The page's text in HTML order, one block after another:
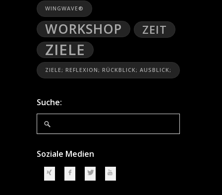
WINGWAVE®
WORKSHOP ZEIT
ZIELE
ZIELE; REFLEXION; RÜCKBLICK; AUSBLICK;
Suche:
Soziale Medien